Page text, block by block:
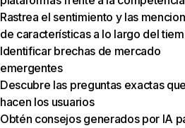
Rastrea el sentimiento y las
de características a lo largo del
Identificar brechas de mercado
emergentes
Descubre las preguntas exactas
hacen los usuarios
Obtén consejos generados por IA